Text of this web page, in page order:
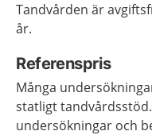
Tandvården är
år.
Referenspris
Många
statligt
undersökningar och